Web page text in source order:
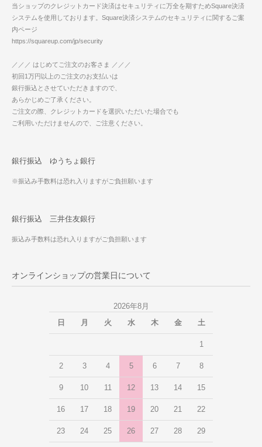
当ショップのクレジットカード決済はセキュリティに万全を期すためSquare決済
システムを使用しております。Square決済システムのセキュリティに関するご案
内ページ
https://squareup.com/jp/security
／／／ はじめてご注文のお客さま ／／／
初回1万円以上のご注文のお支払いは
銀行振込とさせていただきますので、
あらかじめご了承ください。
ご注文の際、クレジットカードを選択いただいた場合でも
ご利用いただけませんので、ご注意ください。
銀行振込 ゆうちょ銀行
※振込み手数料は恐れ入りますがご負担願います
銀行振込 三井住友銀行
振込み手数料は恐れ入りますがご負担願います
オンラインショップの営業日について
2026年8月
日
月 火 水 木 金 土
1
2 3 4 5 6 7 8
9 10 11 12 13 14 15
16 17 18 19 20 21 22
23 24 25 26 27 28 29